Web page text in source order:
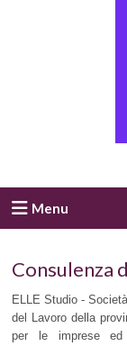
Menu
Consulenza
ELLE Studio -
del Lavoro della
per le imprese ed